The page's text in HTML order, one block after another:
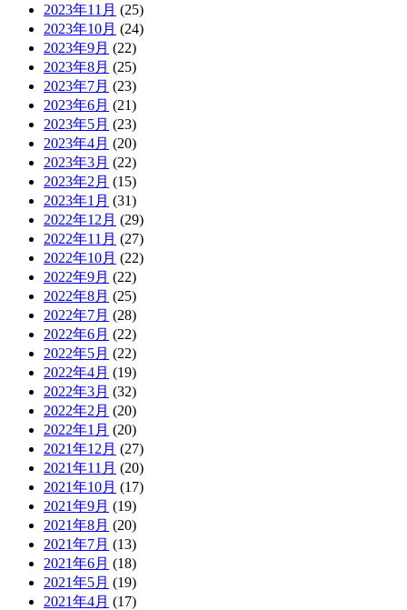
2023年11月 (25)
2023年10月 (24)
2023年9月 (22)
2023年8月 (25)
2023年7月 (23)
2023年6月 (21)
2023年5月 (23)
2023年4月 (20)
2023年3月 (22)
2023年2月 (15)
2023年1月 (31)
2022年12月 (29)
2022年11月 (27)
2022年10月 (22)
2022年9月 (22)
2022年8月 (25)
2022年7月 (28)
2022年6月 (22)
2022年5月 (22)
2022年4月 (19)
2022年3月 (32)
2022年2月 (20)
2022年1月 (20)
2021年12月 (27)
2021年11月 (20)
2021年10月 (17)
2021年9月 (19)
2021年8月 (20)
2021年7月 (13)
2021年6月 (18)
2021年5月 (19)
2021年4月 (17)